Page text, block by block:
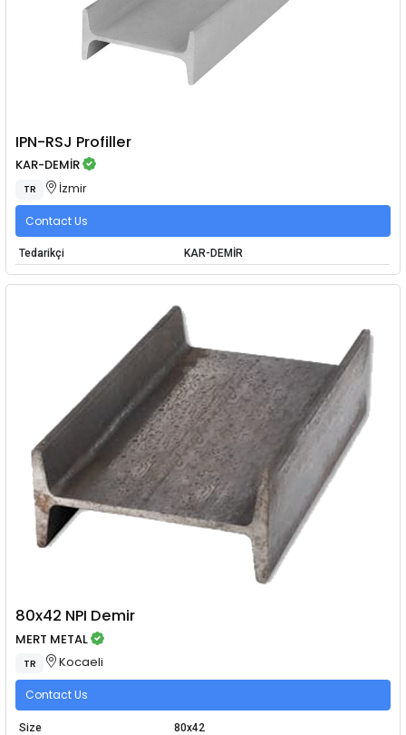
IPN-RSJ Profiller
KAR-DEMİR
TR İzmir
Contact Us
Tedarikçi KAR-DEMİR
80x42 NPI Demir
MERT METAL
TR Kocaeli
Contact Us
Size
80x42